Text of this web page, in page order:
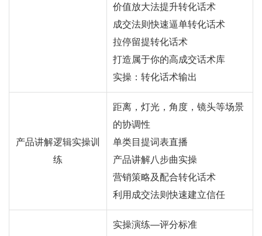
价值放大法提升转化话术
成交法则快速逼单转化话术
拉停留提转化话术
打造属于你的高成交话术库
实操：转化话术输出
产品讲解逻辑实操训
练
距离，灯光，角度，镜头等场景
的协调性
单类目提词表直播
产品讲解八步曲实操
营销策略及配合转化话术
利用成交法则快速建立信任
实操演练—评分标准